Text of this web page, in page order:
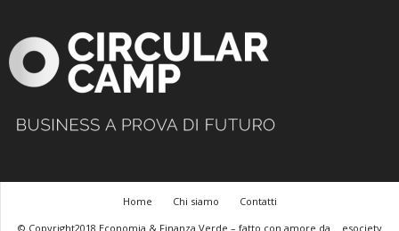
Home Chi siamo
Contatti
© Copyright2018 Economia & Finanza Verde – fatto con amore da
esociety